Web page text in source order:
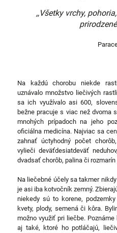
,,Všetky vrchy,
Na každú chorobu niekde
uznávalo množstvo liečivých
sa ich využívalo asi 600,
bežne pracuje s viac než dvoma
mnohých prípadoch na jeho
oficiálna medicína. Najviac sa
zahnať úctyhodný počet
vylieči deväťdesiatdeväť
dvadsať chorôb, palina či
Na liečebné účely sa takmer
je asi iba kotvočník zemný.
niekedy sú to korene,
kvety, plody, semená či kôra.
možno využiť pri liečbe.
aj také, ktoré ho potláčajú,